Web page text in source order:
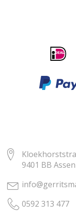
9401 BB Assen
0592 313 477